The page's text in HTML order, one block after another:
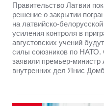
Правительство Латвии
решение о закрытии
на латвийско-
усиления контроля в
августовских учений
силы союзников по НАТО.
заявили премьер-
внутренних дел Янис